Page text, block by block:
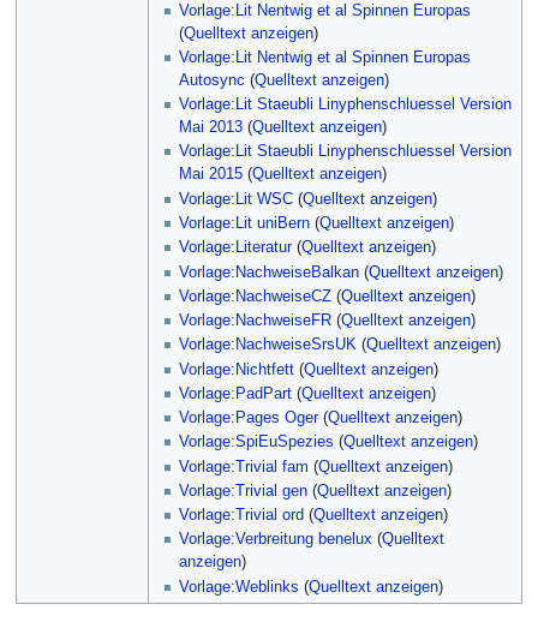
Vorlage:Lit Nentwig et al Spinnen Europas
(Quelltext anzeigen)
Vorlage:Lit Nentwig et al Spinnen Europas
Autosync (Quelltext anzeigen)
Vorlage:Lit Staeubli Linyphenschluessel Version
Mai 2013 (Quelltext anzeigen)
Vorlage:Lit Staeubli Linyphenschluessel Version
Mai 2015 (Quelltext anzeigen)
Vorlage:Lit WSC (Quelltext anzeigen)
Vorlage:Lit uniBern (Quelltext anzeigen)
Vorlage:Literatur(Quelltext anzeigen)
Vorlage:NachweiseBalkan (Quelltext anzeigen)
Vorlage:NachweiseCZ (Quelltext anzeigen)
Vorlage:NachweiseFR (Quelltext anzeigen)
Vorlage:NachweiseSrsUK (Quelltext anzeigen)
Vorlage:Nichtfett (Quelltext anzeigen)
Vorlage:PadPart (Quelltext anzeigen)
Vorlage:Pages Oger(Quelltext anzeigen)
Vorlage:SpiEuSpezies (Quelltext anzeigen)
Vorlage:Trivial fam (Quelltext anzeigen)
Vorlage:Trivial gen (Quelltext anzeigen)
Vorlage:Trivial ord (Quelltext anzeigen)
Vorlage:Verbreitung benelux (Quelltext
anzeigen)
Vorlage:Weblinks (Quelltext anzeigen)